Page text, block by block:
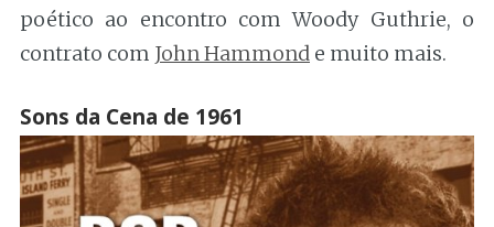
poético ao encontro com Woody Guthrie, o
contrato com John Hammond e muito mais.
Sons da Cena de 1961